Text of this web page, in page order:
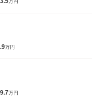
万円
万円
万円